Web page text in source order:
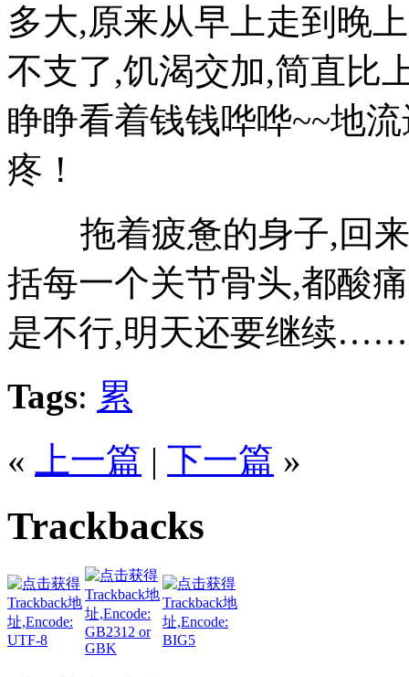
多大,原来从早上走到晚
不支了,饥渴交加,简直比
睁睁看着钱钱哗哗~~地
疼！
拖着疲惫的身子,回来
括每一个关节骨头,都酸
是不行,明天还要继续……
Tags: 累
«
上一篇 | 下一篇 »
Trackbacks